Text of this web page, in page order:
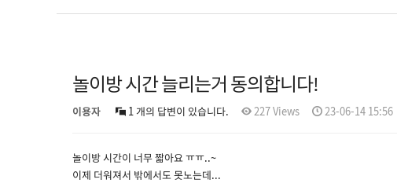
놀이방 시간 늘리는거 동의합니다!
이용자 1 개의 답변이 있습니다. 227 Views 23-06-14 15:56
놀이방 시간이 너무 짧아요 ㅠㅠ..~
이제 더워져서 밖에서도 못노는데...